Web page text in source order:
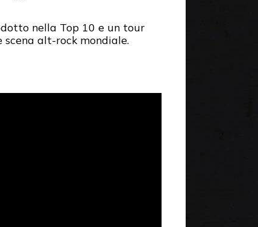
nella Top 10 e un tour
alt-rock mondiale.